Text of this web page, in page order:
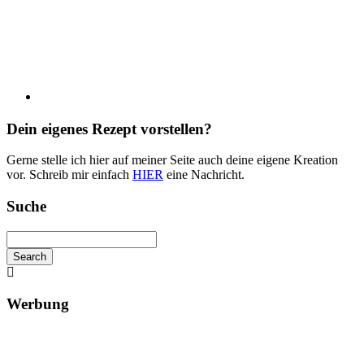
Dein eigenes Rezept vorstellen?
Gerne stelle ich hier auf meiner Seite auch deine eigene Kreation
vor. Schreib mir einfach HIER eine Nachricht.
Suche
Search
in
Werbung